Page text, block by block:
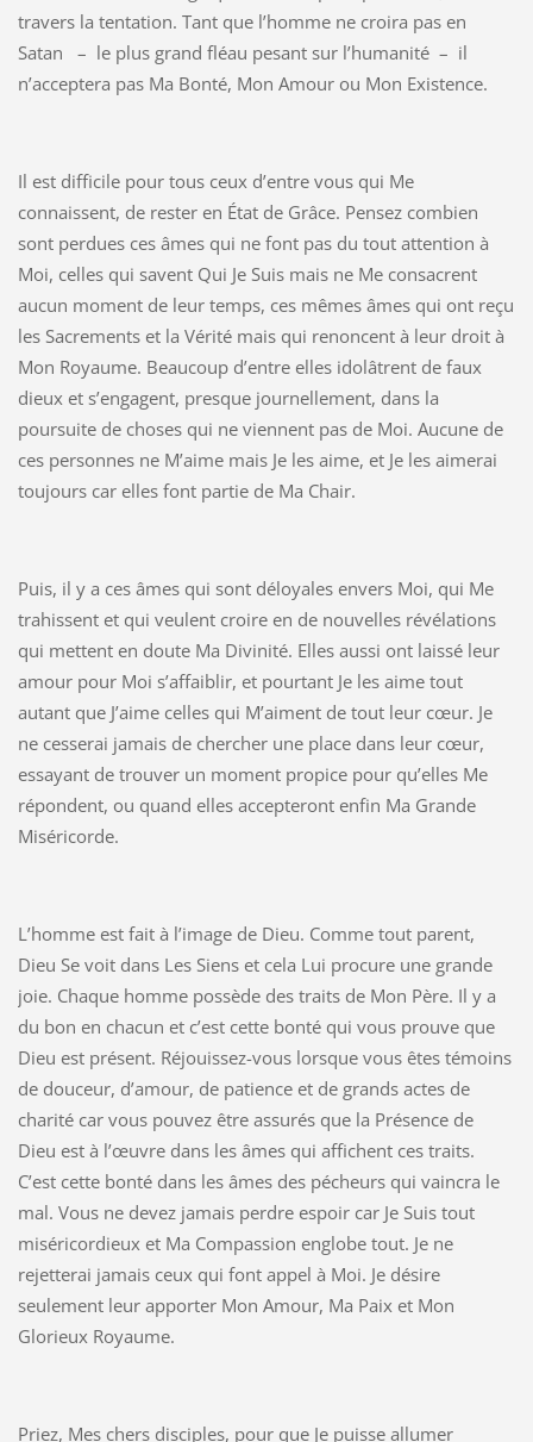
travers la tentation. Tant que l’homme ne croira pas en
Satan – le plus grand fléau pesant sur l’humanité – il
n’acceptera pas Ma Bonté, Mon Amour ou Mon Existence.
Il est difficile pour tous ceux d’entre vous qui Me
connaissent, de rester en État de Grâce. Pensez combien
sont perdues ces âmes qui ne font pas du tout attention à
Moi, celles qui savent Qui Je Suis mais ne Me consacrent
aucun moment de leur temps, ces mêmes âmes qui ont reçu
les Sacrements et la Vérité mais qui renoncent à leur droit à
Mon Royaume. Beaucoup d’entre elles idolâtrent de faux
dieux et s’engagent, presque journellement, dans la
poursuite de choses qui ne viennent pas de Moi. Aucune de
ces personnes ne M’aime mais Je les aime, et Je les aimerai
toujours car elles font partie de Ma Chair.
Puis, il y a ces âmes qui sont déloyales envers Moi, qui Me
trahissent et qui veulent croire en de nouvelles révélations
qui mettent en doute Ma Divinité. Elles aussi ont laissé leur
amour pour Moi s’affaiblir, et pourtant Je les aime tout
autant que J’aime celles qui M’aiment de tout leur cœur. Je
ne cesserai jamais de chercher une place dans leur cœur,
essayant de trouver un moment propice pour qu’elles Me
répondent, ou quand elles accepteront enfin Ma Grande
Miséricorde.
L’homme est fait à l’image de Dieu. Comme tout parent,
Dieu Se voit dans Les Siens et cela Lui procure une grande
joie. Chaque homme possède des traits de Mon Père. Il y a
du bon en chacun et c’est cette bonté qui vous prouve que
Dieu est présent. Réjouissez-vous lorsque vous êtes témoins
de douceur, d’amour, de patience et de grands actes de
charité car vous pouvez être assurés que la Présence de
Dieu est à l’œuvre dans les âmes qui affichent ces traits.
C’est cette bonté dans les âmes des pécheurs qui vaincra le
mal. Vous ne devez jamais perdre espoir car Je Suis tout
miséricordieux et Ma Compassion englobe tout. Je ne
rejetterai jamais ceux qui font appel à Moi. Je désire
seulement leur apporter Mon Amour, Ma Paix et Mon
Glorieux Royaume.
Priez, Mes chers disciples, pour que Je puisse allumer